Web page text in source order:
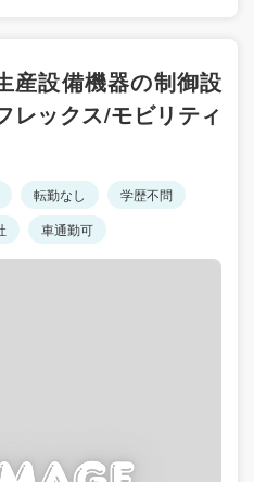
産設備機器の制御設
ックス/モビリティ
転勤なし
学歴不問
車通勤可